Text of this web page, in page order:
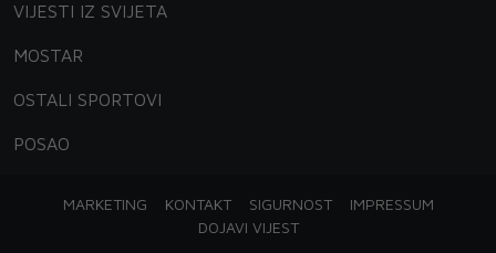
VIJESTI IZ SVIJETA
MOSTAR
OSTALI SPORTOVI
POSAO
MARKETING KONTAKT SIGURNOST
IMPRESSUM
DOJAVI VIJEST